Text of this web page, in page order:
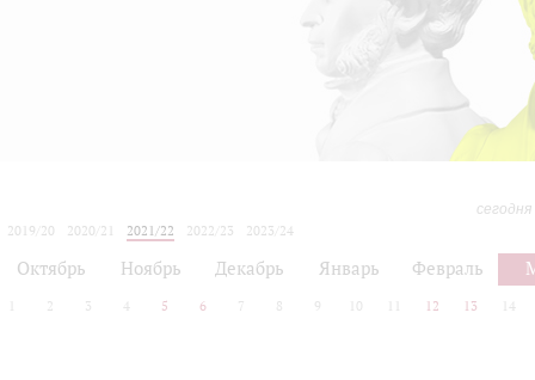
2019/20
2020/21 2021/22 2022/23
2023/24
Октябрь Ноябрь Декабрь Январь Февраль
2 3 4 5 6 7 8 9 10 12 13 14